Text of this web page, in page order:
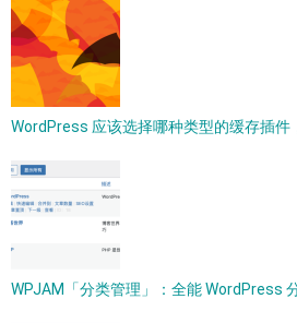
WordPress 应该选择哪种类型的缓存插件
WPJAM「分类管理」：全能 WordPress